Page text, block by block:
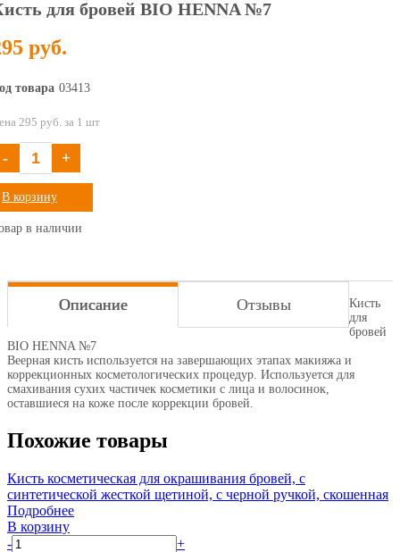
для бровей BIO HENNA №7
руб.
товара 03413
295 руб. за 1 шт
- +
В корзину
в наличии
Описание Отзывы
Кисть
для
бровей
BIO HENNA №7
Веерная кисть используется на завершающих этапах макияжа и
коррекционных косметологических процедур. Используется для
смахивания сухих частичек косметики с лица и волосинок,
оставшиеся на коже после коррекции бровей.
Похожие товары
Кисть косметическая для окрашивания бровей, с
синтетической жесткой щетиной, с черной ручкой, скошенная
Подробнее
В корзину
-
+